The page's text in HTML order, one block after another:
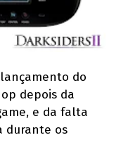
do
depois da
e da falta
durante os